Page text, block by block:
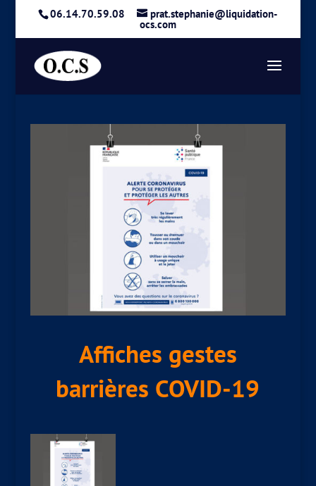
06.14.70.59.08 prat.stephanie@liquidation-
ocs.com
Affiches gestes
barrières COVID-19